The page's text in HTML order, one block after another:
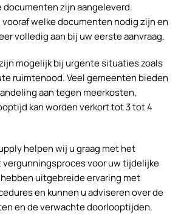
zijn aangeleverd.
welke documenten nodig zijn en
volledig aan bij uw eerste aanvraag.
mogelijk bij urgente situaties zoals
ruimtenood. Veel gemeenten bieden
aan tegen meerkosten,
kan worden verkort tot 3 tot 4
helpen wij u graag met het
vergunningsproces voor uw tijdelijke
uitgebreide ervaring met
en kunnen u adviseren over de
en de verwachte doorlooptijden.